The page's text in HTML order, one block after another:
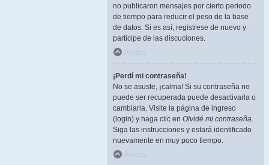
no publicaron mensajes por cierto periodo
de tiempo para reducir el peso de la base
de datos. Si es así, registrese de nuevo y
participe de las discuciones.
Arriba
¡Perdí mi contraseña!
No se asuste, ¡calma! Si su contraseña no
puede ser recuperada puede desactivarla o
cambiarla. Visite la página de ingreso
(login) y haga clic en Olvidé mi contraseña.
Siga las instrucciones y estará identificado
nuevamente en muy poco tiempo.
Arriba